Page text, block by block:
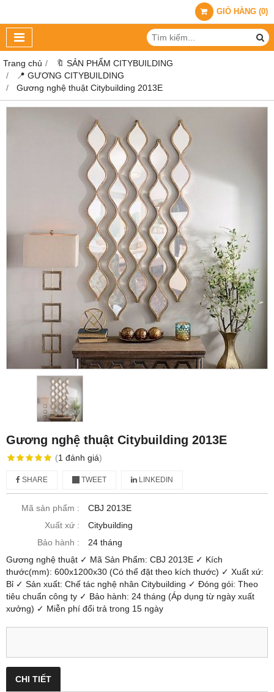
GIỎ HÀNG (0)
Trang chủ
🔖 SẢN PHẨM CITYBUILDING
📍 GƯƠNG CITYBUILDING
Gương nghệ thuật Citybuilding 2013E
Gương nghệ thuật Citybuilding 2013E
(1 đánh giá)
SHARE TWEET LINKEDIN
Mã sản phẩm :
CBJ 2013E
Xuất xứ :
Citybuilding
Bảo hành :
24 tháng
Gương nghệ thuật ✓ Mã Sản Phẩm: CBJ 2013E ✓ Kích
thước(mm): 600x1200x30 (Có thể đặt theo kích thước) ✓ Xuất xứ:
Bỉ ✓ Sản xuất: Chế tác nghệ nhân Citybuilding ✓ Đóng gói: Theo
tiêu chuẩn công ty ✓ Bảo hành: 24 tháng (Áp dụng từ ngày xuất
xưởng) ✓ Miễn phí đổi trả trong 15 ngày
CHI TIẾT